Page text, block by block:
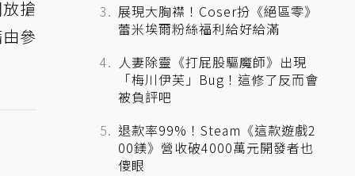
搶
參
展現大胸襟！Coser扮《絕區零》
蕾米埃爾粉絲福利給好給滿
人妻除靈《打屁股驅魔師》出現
「梅川伊芙」Bug！這修了反而會
被負評吧
退款率99%！Steam《這款遊戲2
00鎂》營收破4000萬元開發者也
傻眼